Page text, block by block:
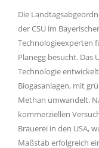
Die
der CSU im
Technologieexperten
Planegg besucht.
Technologie
Biogasanlagen, mit
Methan umwandelt.
kommerziellen
Brauerei in den USA,
Maßstab erfolgreich